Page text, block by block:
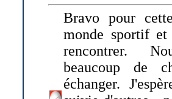
Bravo pour
monde sportif
rencontrer.
beaucoup de
échanger.